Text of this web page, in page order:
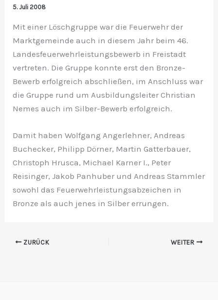
5. Juli 2008
Mit einer Löschgruppe war die Feuerwehr der
Marktgemeinde auch in diesem Jahr beim 46.
Landesfeuerwehrleistungsbewerb in Freistadt
vertreten. Die Gruppe konnte erst den Bronze-
Bewerb erfolgreich abschließen, im Anschluss war
die Gruppe rund um Ausbildungsleiter Christian
Nemes auch im Silber-Bewerb erfolgreich.
Damit haben Wolfgang Angerlehner, Andreas
Buchecker, Philipp Dörner, Martin Gatterbauer,
Christoph Hrusca, Michael Karner I., Peter
Reisinger, Jakob Panhuber und Andreas Stammler
sowohl das Feuerwehrleistungsabzeichen in
Bronze als auch jenes in Silber errungen.
ZURÜCK WEITER